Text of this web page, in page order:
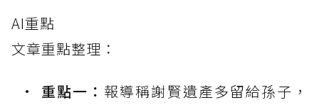
AI重點
文章重點整理：
重點一： 報導稱謝賢遺產多留給孫子，